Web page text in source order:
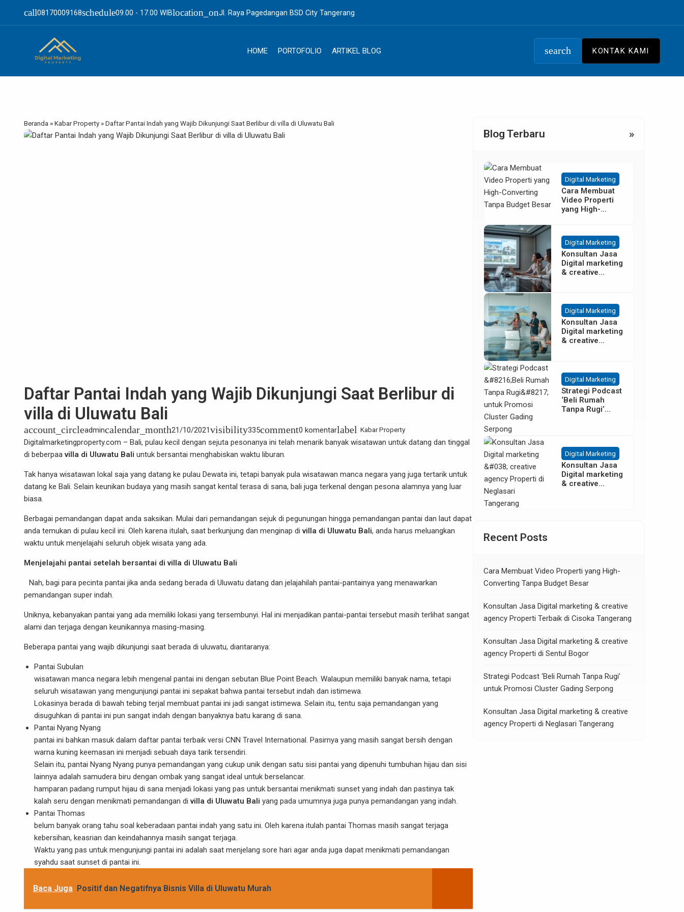
call08170009168schedule09.00 - 17.00 WIBlocation_onJl. Raya Pagedangan BSD City Tangerang
HOME PORTOFOLIO ARTIKEL BLOG search KONTAK KAMI
Beranda »Kabar Property »Daftar Pantai Indah yang Wajib Dikunjungi Saat Berlibur di villa di Uluwatu Bali
Daftar Pantai Indah yang Wajib Dikunjungi Saat Berlibur di
villa di Uluwatu Bali
account_circleadmincalendar_month21/10/2021visibility335comment0 komentarlabel Kabar Property
Digitalmarketingproperty.com – Bali, pulau kecil dengan sejuta pesonanya ini telah menarik banyak wisatawan untuk datang dan tinggal
di beberpaa villa di Uluwatu Bali untuk bersantai menghabiskan waktu liburan.
Tak hanya wisatawan lokal saja yang datang ke pulau Dewata ini, tetapi banyak pula wisatawan manca negara yang juga tertarik untuk
datang ke Bali. Selain keunikan budaya yang masih sangat kental terasa di sana, bali juga terkenal dengan pesona alamnya yang luar
biasa.
Berbagai pemandangan dapat anda saksikan. Mulai dari pemandangan sejuk di pegunungan hingga pemandangan pantai dan laut dapat
anda temukan di pulau kecil ini. Oleh karena itulah, saat berkunjung dan menginap di villa di Uluwatu Bali, anda harus meluangkan
waktu untuk menjelajahi seluruh objek wisata yang ada.
Menjelajahi pantai setelah bersantai di villa di Uluwatu Bali
Nah, bagi para pecinta pantai jika anda sedang berada di Uluwatu datang dan jelajahilah pantai-pantainya yang menawarkan
pemandangan super indah.
Uniknya, kebanyakan pantai yang ada memiliki lokasi yang tersembunyi. Hal ini menjadikan pantai-pantai tersebut masih terlihat sangat
alami dan terjaga dengan keunikannya masing-masing.
Beberapa pantai yang wajib dikunjungi saat berada di uluwatu, diantaranya:
Pantai Subulan
wisatawan manca negara lebih mengenal pantai ini dengan sebutan Blue Point Beach. Walaupun memiliki banyak nama, tetapi
seluruh wisatawan yang mengunjungi pantai ini sepakat bahwa pantai tersebut indah dan istimewa.
Lokasinya berada di bawah tebing terjal membuat pantai ini jadi sangat istimewa. Selain itu, tentu saja pemandangan yang
disuguhkan di pantai ini pun sangat indah dengan banyaknya batu karang di sana.
Pantai Nyang Nyang
pantai ini bahkan masuk dalam daftar pantai terbaik versi CNN Travel International. Pasirnya yang masih sangat bersih dengan
warna kuning keemasan ini menjadi sebuah daya tarik tersendiri.
Selain itu, pantai Nyang Nyang punya pemandangan yang cukup unik dengan satu sisi pantai yang dipenuhi tumbuhan hijau dan sisi
lainnya adalah samudera biru dengan ombak yang sangat ideal untuk berselancar.
hamparan padang rumput hijau di sana menjadi lokasi yang pas untuk bersantai menikmati sunset yang indah dan pastinya tak
kalah seru dengan menikmati pemandangan di villa di Uluwatu Bali yang pada umumnya juga punya pemandangan yang indah.
Pantai Thomas
belum banyak orang tahu soal keberadaan pantai indah yang satu ini. Oleh karena itulah pantai Thomas masih sangat terjaga
kebersihan, keasrian dan keindahannya masih sangat terjaga.
Waktu yang pas untuk mengunjungi pantai ini adalah saat menjelang sore hari agar anda juga dapat menikmati pemandangan
syahdu saat sunset di pantai ini.
Baca Juga Positif dan Negatifnya Bisnis Villa di Uluwatu Murah
Blog Terbaru »
Digital Marketing
Cara Membuat
Video Properti
yang High-
Besar
Digital Marketing
Konsultan Jasa
Digital marketing
& creative
Tangerang
Digital Marketing
Konsultan Jasa
Digital marketing
& creative
Digital Marketing
Strategi Podcast
‘Beli Rumah
Tanpa Rugi’
Digital Marketing
Konsultan Jasa
Digital marketing
& creative
Recent Posts
Cara Membuat Video Properti yang High-
Converting Tanpa Budget Besar
Konsultan Jasa Digital marketing & creative
agency Properti Terbaik di Cisoka Tangerang
Konsultan Jasa Digital marketing & creative
agency Properti di Sentul Bogor
Strategi Podcast ‘Beli Rumah Tanpa Rugi’
untuk Promosi Cluster Gading Serpong
Konsultan Jasa Digital marketing & creative
agency Properti di Neglasari Tangerang